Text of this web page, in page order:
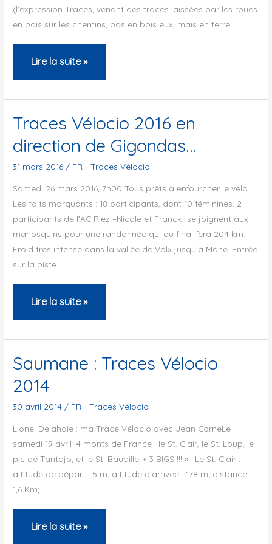
(l’expression Traces, venant des traces laissées par les roues
en bois sur les chemins, pas en bois eux, mais en terre
Traces
pascales
2016
Lire la suite »
Traces Vélocio 2016 en
direction de Gigondas…
31 mars 2016 / FR - Traces Vélocio
Samedi 26 mars 2016, 7h00 Tous prêts à enfourcher le vélo…
Les faits marquants : 18 participants, dont 10 féminines. 2
participants de l’AC Riez –Nicole et Franck -se joignent aux
manosquins pour une randonnée qui au final fera 204 km.
Froid très intense dans la vallée de Volx jusqu’à Mane. Entrée
sur la piste
Traces
Vélocio
2016
direction
de
Gigondas…
Lire la suite »
Saumane : Traces Vélocio
2014
30 avril 2014 / FR - Traces Vélocio
Lionel Delahaie : ma Trace Vélocio avec Jean CorneLe
samedi 19 avril :4 monts de France : le St. Clair, le St. Loup, le
pic de Tantajo, et le St. Baudille. « 3 BIGS !!! »– Le St. Clair :
altitude de départ : 5 m; altitude d’arrivée : 178 m; distance :
1,6 Km;
Saumane
Lire la suite »